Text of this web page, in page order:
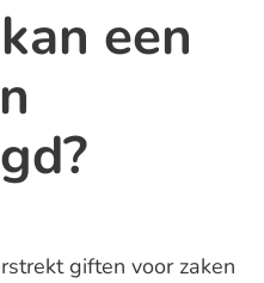
een
giften voor zaken